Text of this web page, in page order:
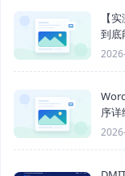
【
到底
序详